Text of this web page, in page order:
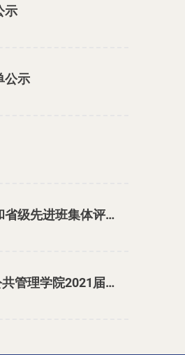
示
公示
国际工商学院关于2020—2021学年省级三好学生、省级优秀学生干部和省级先进班集体评审推荐结果 公 示
云南财经大学国际工商学院、商学院、会计学院、金融学院、财政与公共管理学院2021届毕业生联合双向选择洽谈会邀请函